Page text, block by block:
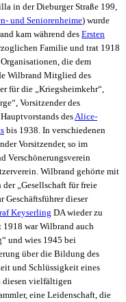
in der Dieburger Straße 199,
und Seniorenheime) wurde
kam während des Ersten
Familie und trat 1918
die dem
Wilbrand Mitglied des
für die „Kriegsheimkehr“,
Vorsitzender des
des Alice-
bis 1938. In verschiedenen
Vorsitzender, so im
Verschönerungsverein
Wilbrand gehörte mit
der „Gesellschaft für freie
Geschäftsführer dieser
Keyserling DA wieder zu
war Wilbrand auch
und wies 1945 bei
über die Bildung des
und Schlüssigkeit eines
diesen vielfältigen
eine Leidenschaft, die